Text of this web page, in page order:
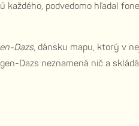
podvedomo hľadal
Dazs, dánsku mapu, ktorý v
Dazs neznamená nič a